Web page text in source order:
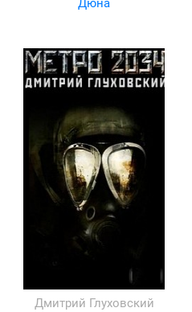
Дюна
Дмитрий Глуховский